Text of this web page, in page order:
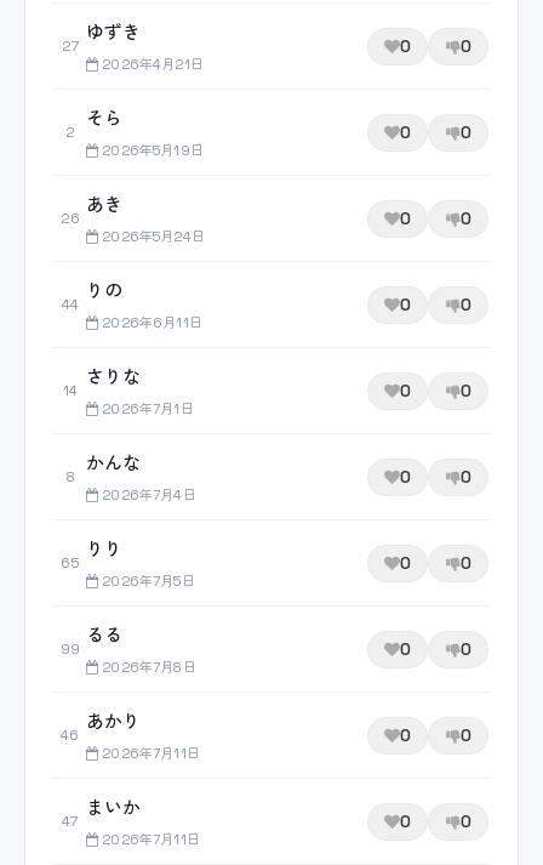
27
ゆずき
2026年4月21日
0 0
2
そら
2026年5月19日
0 0
26
あき
2026年5月24日
0 0
44
りの
2026年6月11日
0 0
14
さりな
2026年7月1日
0 0
8
かんな
2026年7月4日
0 0
65
りり
2026年7月5日
0 0
99
るる
2026年7月8日
0 0
46
あかり
2026年7月11日
0 0
47
まいか
2026年7月11日
0 0